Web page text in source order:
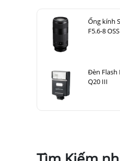
Ống kính
F5.6-8
Đèn Flash
Q20 III